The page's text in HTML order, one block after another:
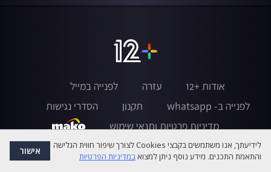
אודות +12 עזרה
לפנייה במייל
לפנייה ב- whatsapp
תקנון
הסדרי נגישות
מדיניות פרטיות ותנאי שימוש
לידיעתך, אנו משתמשים בקבצי Cookies לצורך שיפור חווית הגלישה
והתאמת התכנים. מידע נוסף ניתן למצואבמדיניות הפרטיות אישור